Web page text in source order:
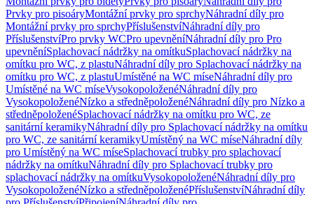
Prvky pro pisoáryMontážní prvky pro sprchyNáhradní díly pro
Montážní prvky pro sprchyPříslušenstvíNáhradní díly pro
PříslušenstvíPro prvky WCPro upevněníNáhradní díly pro Pro
upevněníSplachovací nádržky na omítkuSplachovací nádržky na
omítku pro WC, z plastuNáhradní díly pro Splachovací nádržky na
omítku pro WC, z plastuUmístěné na WC míseNáhradní díly pro
Umístěné na WC míseVysokopoloženéNáhradní díly pro
VysokopoloženéNízko a středněpoloženéNáhradní díly pro Nízko a
středněpoloženéSplachovací nádržky na omítku pro WC, ze
sanitární keramikyNáhradní díly pro Splachovací nádržky na omítku
pro WC, ze sanitární keramikyUmístěný na WC míseNáhradní díly
pro Umístěný na WC míseSplachovací trubky pro splachovací
nádržky na omítkuNáhradní díly pro Splachovací trubky pro
splachovací nádržky na omítkuVysokopoloženéNáhradní díly pro
VysokopoloženéNízko a středněpoloženéPříslušenstvíNáhradní díly